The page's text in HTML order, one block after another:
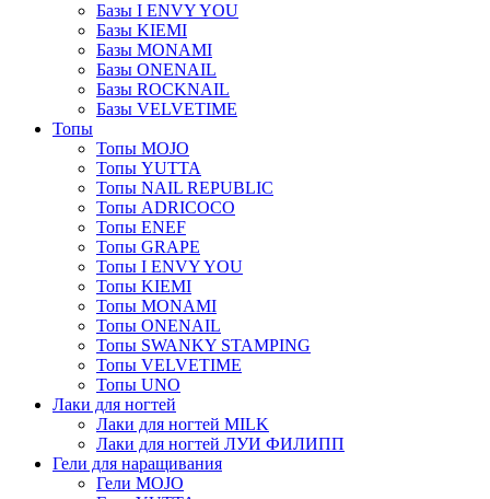
Базы I ENVY YOU
Базы KIEMI
Базы MONAMI
Базы ONENAIL
Базы ROCKNAIL
Базы VELVETIME
Топы
Топы MOJO
Топы YUTTA
Топы NAIL REPUBLIC
Топы ADRICOCO
Топы ENEF
Топы GRAPE
Топы I ENVY YOU
Топы KIEMI
Топы MONAMI
Топы ONENAIL
Топы SWANKY STAMPING
Топы VELVETIME
Топы UNO
Лаки для ногтей
Лаки для ногтей MILK
Лаки для ногтей ЛУИ ФИЛИПП
Гели для наращивания
Гели MOJO